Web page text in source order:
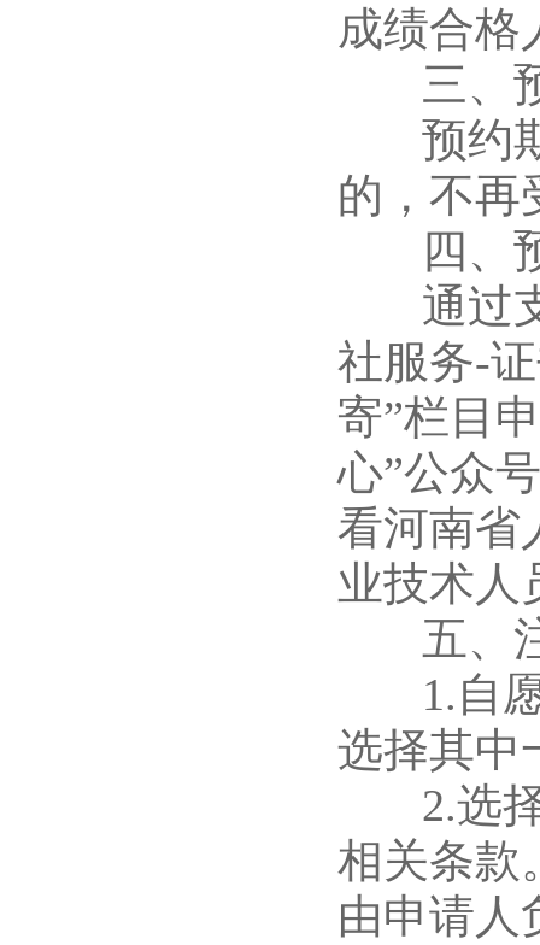
成绩合格
三、
预约期
的，不再
四、
通过支
社服务-
寄”栏目
心”公众
看河南
业技术
五、
1.自愿
选择其中
2.选择
相关条款
由申请人